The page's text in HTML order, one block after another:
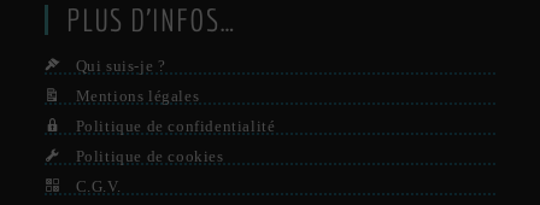
PLUS D’INFOS…
Qui suis-je ?
Mentions légales
Politique de confidentialité
Politique de cookies
C.G.V.